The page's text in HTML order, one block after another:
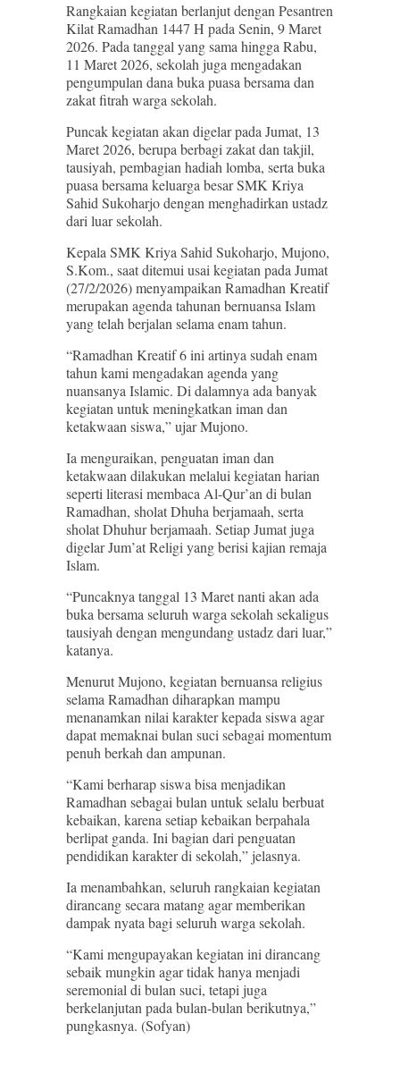
Rangkaian kegiatan berlanjut dengan Pesantren
Kilat Ramadhan 1447 H pada Senin, 9 Maret
2026. Pada tanggal yang sama hingga Rabu,
11 Maret 2026, sekolah juga mengadakan
pengumpulan dana buka puasa bersama dan
zakat fitrah warga sekolah.
Puncak kegiatan akan digelar pada Jumat, 13
Maret 2026, berupa berbagi zakat dan takjil,
tausiyah, pembagian hadiah lomba, serta buka
puasa bersama keluarga besar SMK Kriya
Sahid Sukoharjo dengan menghadirkan ustadz
dari luar sekolah.
Kepala SMK Kriya Sahid Sukoharjo, Mujono,
S.Kom., saat ditemui usai kegiatan pada Jumat
(27/2/2026) menyampaikan Ramadhan Kreatif
merupakan agenda tahunan bernuansa Islam
yang telah berjalan selama enam tahun.
“Ramadhan Kreatif 6 ini artinya sudah enam
tahun kami mengadakan agenda yang
nuansanya Islamic. Di dalamnya ada banyak
kegiatan untuk meningkatkan iman dan
ketakwaan siswa,” ujar Mujono.
Ia menguraikan, penguatan iman dan
ketakwaan dilakukan melalui kegiatan harian
seperti literasi membaca Al-Qur’an di bulan
Ramadhan, sholat Dhuha berjamaah, serta
sholat Dhuhur berjamaah. Setiap Jumat juga
digelar Jum’at Religi yang berisi kajian remaja
Islam.
“Puncaknya tanggal 13 Maret nanti akan ada
buka bersama seluruh warga sekolah sekaligus
tausiyah dengan mengundang ustadz dari luar,”
katanya.
Menurut Mujono, kegiatan bernuansa religius
selama Ramadhan diharapkan mampu
menanamkan nilai karakter kepada siswa agar
dapat memaknai bulan suci sebagai momentum
penuh berkah dan ampunan.
“Kami berharap siswa bisa menjadikan
Ramadhan sebagai bulan untuk selalu berbuat
kebaikan, karena setiap kebaikan berpahala
berlipat ganda. Ini bagian dari penguatan
pendidikan karakter di sekolah,” jelasnya.
Ia menambahkan, seluruh rangkaian kegiatan
dirancang secara matang agar memberikan
dampak nyata bagi seluruh warga sekolah.
“Kami mengupayakan kegiatan ini dirancang
sebaik mungkin agar tidak hanya menjadi
seremonial di bulan suci, tetapi juga
berkelanjutan pada bulan-bulan berikutnya,”
pungkasnya. (Sofyan)